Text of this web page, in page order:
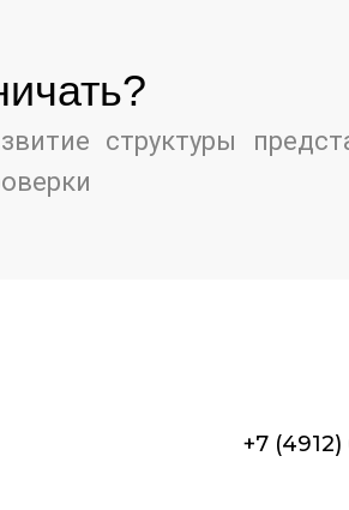
структуры
+7